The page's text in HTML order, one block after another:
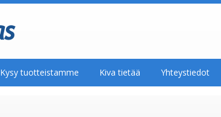
Kysy tuotteistamme Kiva tietää Yhteystiedot